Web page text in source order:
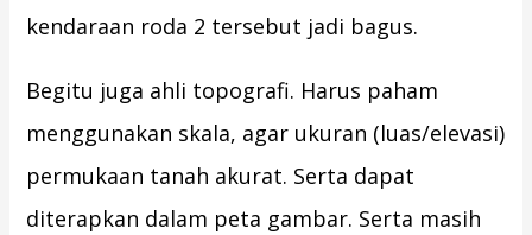
kendaraan roda 2 tersebut jadi bagus.
Begitu juga ahli topografi. Harus paham
menggunakan skala, agar ukuran (luas/elevasi)
permukaan tanah akurat. Serta dapat
diterapkan dalam peta gambar. Serta masih